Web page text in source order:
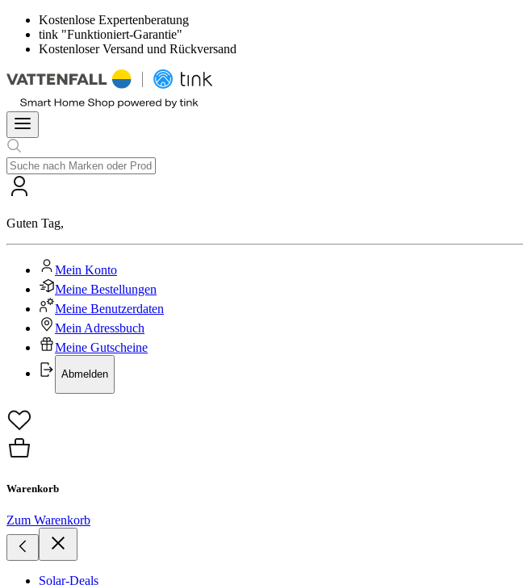
Kostenlose Expertenberatung
tink "Funktioniert-Garantie"
Kostenloser Versand und Rückversand
Guten Tag,
Mein Konto
Meine Bestellungen
Meine Benutzerdaten
Mein Adressbuch
Meine Gutscheine
Abmelden
Warenkorb
Zum Warenkorb
Solar-Deals